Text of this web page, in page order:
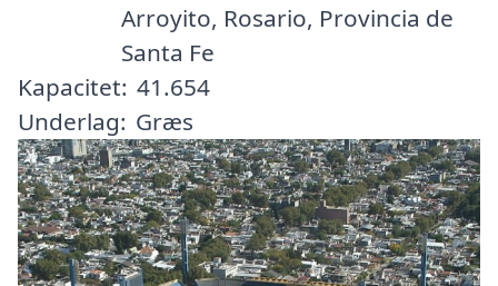
Arroyito, Rosario, Provincia de
Santa Fe
Kapacitet: 41.654
Underlag: Græs